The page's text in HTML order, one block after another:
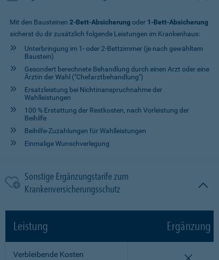
Mit den Bausteinen 2-Bett-Absicherung oder 1-Bett-Absicherung
sicherst du dir zusätzlich folgende Leistungen im Krankenhaus:
Unterbringung im 1- oder 2-Bettzimmer (je nach gewähltem
Baustein)
Gesondert berechnete Behandlung durch einen Arzt oder eine
Ärztin der Wahl ("Chefarztbehandlung")
Ersatzleistung bei Nichtinanspruchnahme der
Wahlleistungen
100 % Erstattung der Restkosten, nach Vorleistung der
Beihilfe
Beihilfe-Zuzahlungen für Wahlleistungen
Einmalige Wunschverlegung
Sonstige Ergänzungstarife zum
Krankenversicherungsschutz
Leistung Ergänzung
Verbleibende Kosten